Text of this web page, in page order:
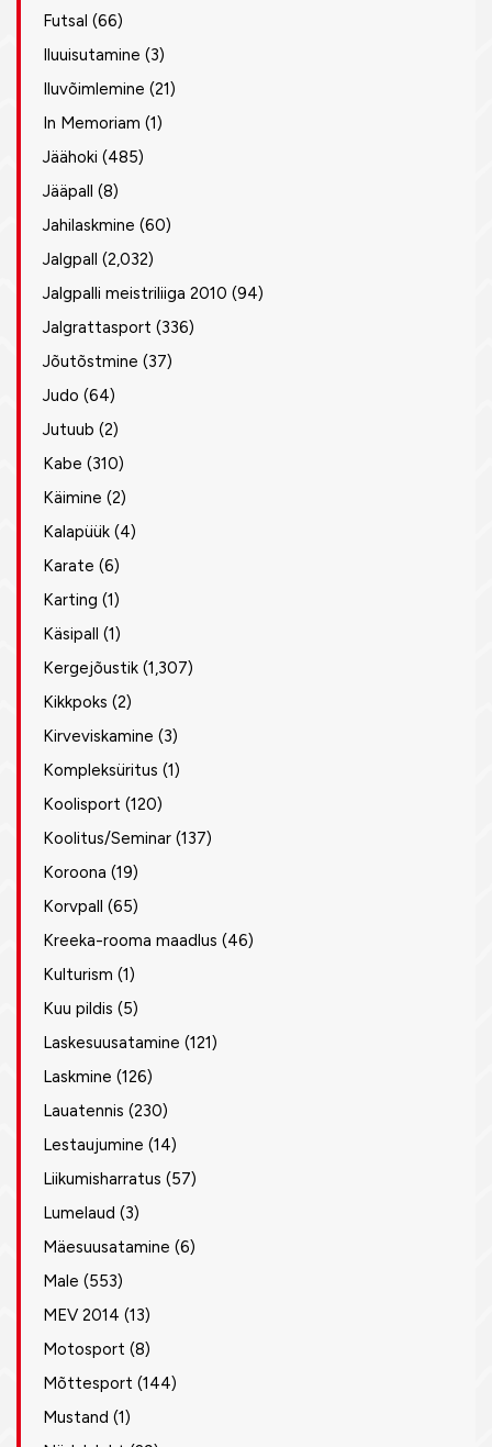
Futsal (66)
Iluuisutamine (3)
Iluvõimlemine (21)
In Memoriam (1)
Jäähoki (485)
Jääpall (8)
Jahilaskmine (60)
Jalgpall (2,032)
Jalgpalli meistriliiga 2010 (94)
Jalgrattasport (336)
Jõutõstmine (37)
Judo (64)
Jutuub (2)
Kabe (310)
Käimine (2)
Kalapüük (4)
Karate (6)
Karting (1)
Käsipall (1)
Kergejõustik (1,307)
Kikkpoks (2)
Kirveviskamine (3)
Kompleksüritus (1)
Koolisport (120)
Koolitus/Seminar (137)
Koroona (19)
Korvpall (65)
Kreeka-rooma maadlus (46)
Kulturism (1)
Kuu pildis (5)
Laskesuusatamine (121)
Laskmine (126)
Lauatennis (230)
Lestaujumine (14)
Liikumisharratus (57)
Lumelaud (3)
Mäesuusatamine (6)
Male (553)
MEV 2014 (13)
Motosport (8)
Mõttesport (144)
Mustand (1)